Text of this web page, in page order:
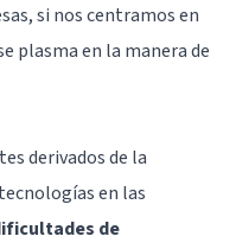
si nos centramos en
plasma en la manera de
derivados de la
en las
de